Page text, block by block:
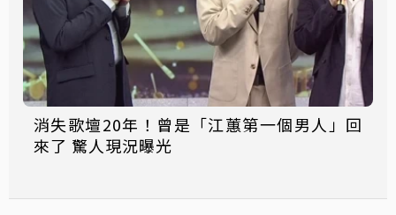
消失歌壇20年！曾是「江蕙第一個男人」回
來了 驚人現況曝光